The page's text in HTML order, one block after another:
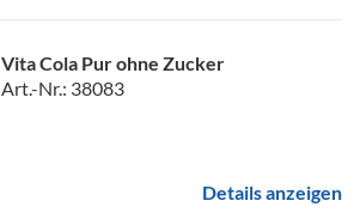
Vita Cola Pur ohne Zucker
Art.-Nr.: 38083
Details anzeigen